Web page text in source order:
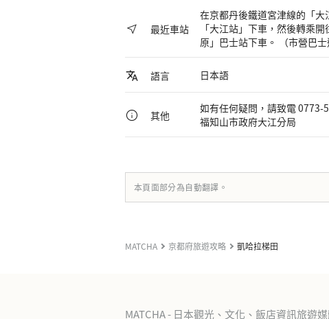
最近車站
在京都丹後鐵道宮津線的「
「大江站」下車，然後轉乘
原」巴士站下車。 （市營巴
語言 日本語
其他
如有任何疑問，請致電 0773-
福知山市政府大江分局
本頁面部分為自動翻譯。
MATCHA 京都府旅遊攻略 凱哈拉梯田
MATCHA - 日本觀光、文化、飯店資訊旅遊